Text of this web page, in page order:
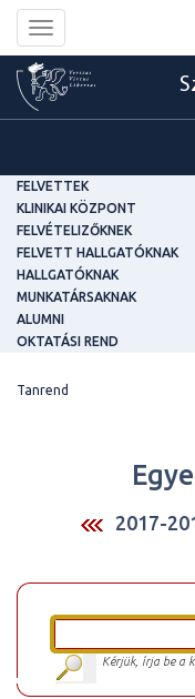
Toggle
navigation
FELVETTEK
KLINIKAI KÖZPONT
FELVÉTELIZŐKNEK
FELVETT HALLGATÓKNAK
HALLGATÓKNAK
MUNKATÁRSAKNAK
ALUMNI
OKTATÁSI REND
Tanrend
2017-
Kérjük, írja be a